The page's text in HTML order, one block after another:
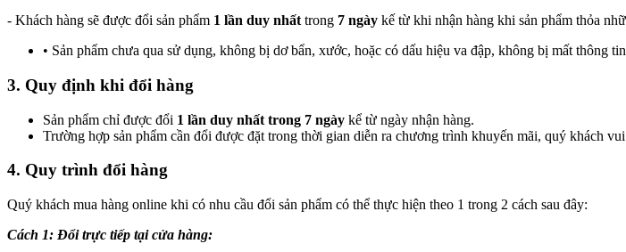
- Khách hàng sẽ được đổi sản phẩm 1 lần duy nhất trong 7 ngày kế từ khi nhận hàng khi sản phẩm thỏa
• Sản phẩm chưa qua sử dụng, không bị dơ bẩn, xước, hoặc có dấu hiệu va đập, không bị mất thông
3. Quy định khi đổi hàng
Sản phẩm chỉ được đổi 1 lần duy nhất trong 7 ngày kể từ ngày nhận hàng.
Trường hợp sản phẩm cần đổi được đặt trong thời gian diễn ra chương trình khuyến mãi, quý khách
4. Quy trình đổi hàng
Quý khách mua hàng online khi có nhu cầu đổi sản phẩm có thể thực hiện theo 1 trong 2 cách sau đây:
Cách 1: Đổi trực tiếp tại cửa hàng: